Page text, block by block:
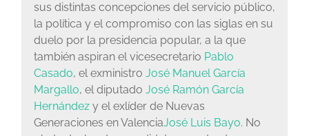
sus distintas concepciones del servicio público,
la política y el compromiso con las siglas en su
duelo por la presidencia popular, a la que
también aspiran el vicesecretario Pablo
Casado, el exministro José Manuel García
Margallo, el diputado José Ramón García
Hernándezy el exlíder de Nuevas
Generaciones en ValenciaJosé Luis Bayo. No